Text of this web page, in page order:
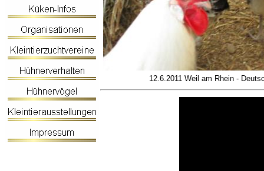
12.6.2011 Weil am Rhein -